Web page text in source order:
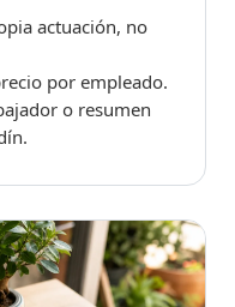
actuación, no
por empleado.
o resumen